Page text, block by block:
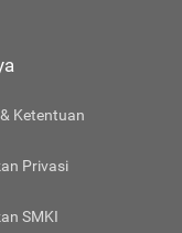
Ketentuan
Privasi
SMKI